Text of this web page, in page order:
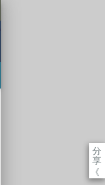
分
享
《